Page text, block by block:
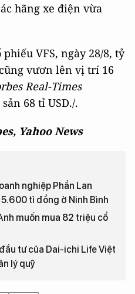
hãng xe điện vừa
VFS, ngày 28/8, tỷ
vươn lên vị trí 16
Real-Times
68 tỉ USD./.
Yahoo News
nghiệp Phần Lan
tỉ đồng ở Ninh Bình
muốn mua 82 triệu cổ
tư của Dai-ichi Life Việt
lý quỹ